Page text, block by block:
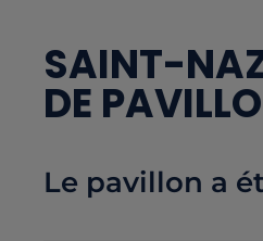
SAINT-
DE
Le pavillon a